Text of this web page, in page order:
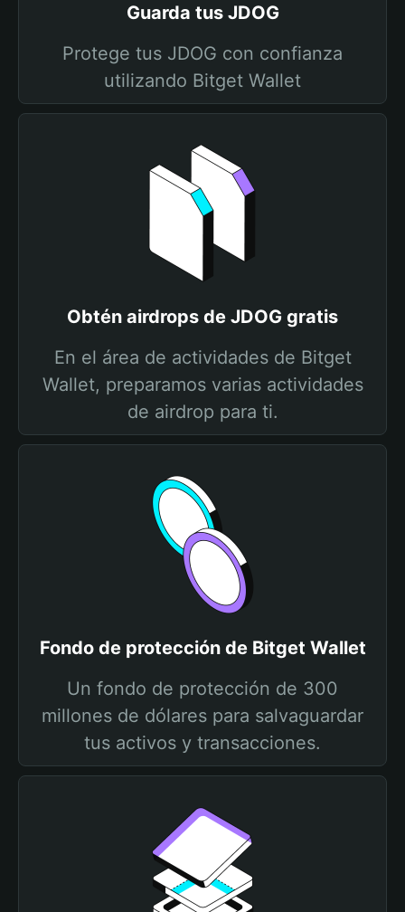
Guarda tus JDOG
Protege tus JDOG con confianza
utilizando Bitget Wallet
Obtén airdrops de JDOG gratis
En el área de actividades de Bitget
Wallet, preparamos varias actividades
de airdrop para ti.
Fondo de protección de Bitget Wallet
Un fondo de protección de 300
millones de dólares para salvaguardar
tus activos y transacciones.